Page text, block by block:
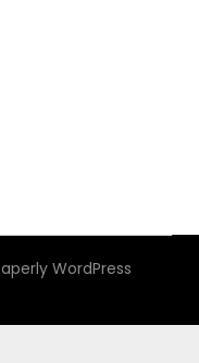
WordPress